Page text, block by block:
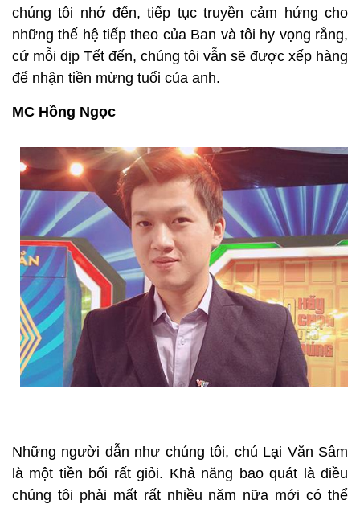
chúng tôi nhớ đến, tiếp tục truyền cảm hứng cho
những thế hệ tiếp theo của Ban và tôi hy vọng rằng,
cứ mỗi dịp Tết đến, chúng tôi vẫn sẽ được xếp hàng
để nhận tiền mừng tuổi của anh.
MC Hồng Ngọc
Những người dẫn như chúng tôi, chú Lại Văn Sâm
là một tiền bối rất giỏi. Khả năng bao quát là điều
chúng tôi phải mất rất nhiều năm nữa mới có thể